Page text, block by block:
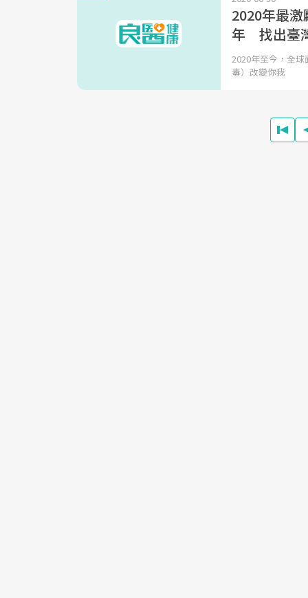
2020年最
年 找出臺
2020年至今，全
毒）改變你我